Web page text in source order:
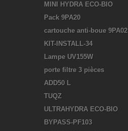
MINI HYDRA ECO-BIO
Pack 9PA20
cartouche anti-boue 9PA02
KIT-INSTALL-34
Lampe UV155W
porte filtre 3 pièces
ADD50 L
TUQZ
ULTRAHYDRA ECO-BIO
BYPASS-PF103